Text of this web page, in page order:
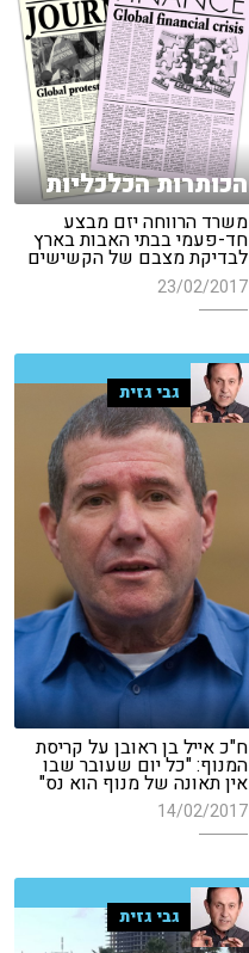
הכותרות הכלכליות
משרד הרווחה יזם מבצע
חד-פעמי בבתי האבות בארץ
לבדיקת מצבם של הקשישים
23/02/2017
גבי גזית
ח"כ אייל בן ראובן על קריסת
המנוף: "כל יום שעובר שבו
אין תאונה של מנוף הוא נס"
14/02/2017
גבי גזית